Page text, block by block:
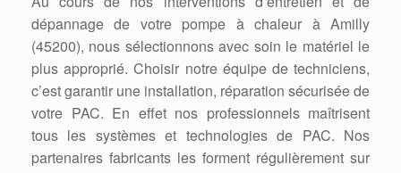
dépannage de votre pompe à chaleur à Amilly
(45200), nous sélectionnons avec soin le matériel le
plus approprié. Choisir notre équipe de techniciens,
c’est garantir une installation, réparation sécurisée de
votre PAC. En effet nos professionnels maîtrisent
tous les systèmes et technologies de PAC. Nos
partenaires fabricants les forment régulièrement sur